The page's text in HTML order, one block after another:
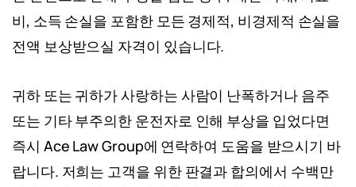
증인의 정보를 얻으세요.또한 사고 목격
의학적 평가를 받으세요.부상을 당했다
고 생각하지 않더라도 목뼈 골절이나 연조
직 손상 등이 나타나기까지 며칠이 걸리는
비, 소득 손실을 포함한 모든 경제적, 비경제적 손실을
전액 보상받으실 자격이 있습니다.
귀하 또는 귀하가 사랑하는 사람이 난폭하거나 음주
또는 기타 부주의한 운전자로 인해 부상을 입었다면
즉시 Ace Law Group에 연락하여 도움을 받으시기 바
랍니다. 저희는 고객을 위한 판결과 합의에서 수백만